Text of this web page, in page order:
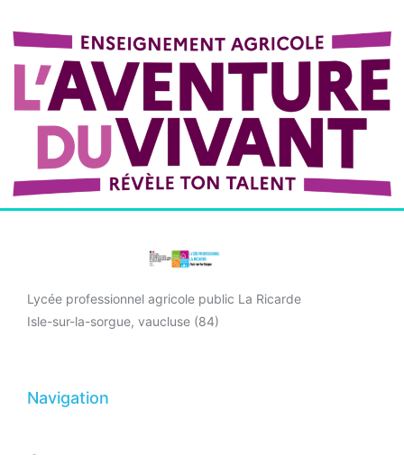
Lycée professionnel agricole public La Ricarde
Isle-sur-la-sorgue, vaucluse (84)
Navigation